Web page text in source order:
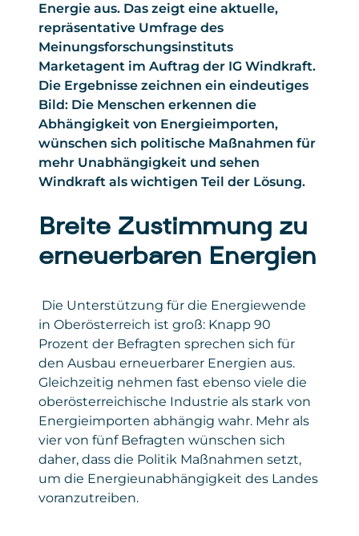
Energie aus. Das zeigt eine aktuelle,
repräsentative Umfrage des
Meinungsforschungsinstituts
Marketagent im Auftrag der IG Windkraft.
Die Ergebnisse zeichnen ein eindeutiges
Bild: Die Menschen erkennen die
Abhängigkeit von Energieimporten,
wünschen sich politische Maßnahmen für
mehr Unabhängigkeit und sehen
Windkraft als wichtigen Teil der Lösung.
Breite Zustimmung zu
erneuerbaren Energien
Die Unterstützung für die Energiewende
in Oberösterreich ist groß: Knapp 90
Prozent der Befragten sprechen sich für
den Ausbau erneuerbarer Energien aus.
Gleichzeitig nehmen fast ebenso viele die
oberösterreichische Industrie als stark von
Energieimporten abhängig wahr. Mehr als
vier von fünf Befragten wünschen sich
daher, dass die Politik Maßnahmen setzt,
um die Energieunabhängigkeit des Landes
voranzutreiben.